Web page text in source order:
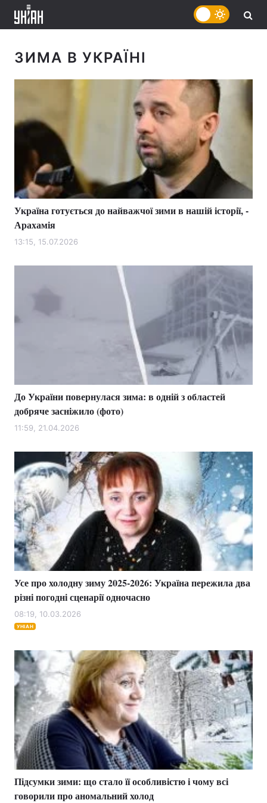
Головна Війна
Україна
Спорт Наука
Техно і зв'язок Лайт
Зброя Інциденти
Здоров'я Туризм
Цікавинки Погода
Екологія Регіони
ЗИМА В УКРАЇНІ
Україна готується до найважчої зими в нашій історії, -
Арахамія
13:15, 15.07.2026
До України повернулася зима: в одній з областей
добряче засніжило (фото)
11:59, 21.04.2026
Усе про холодну зиму 2025-2026: Україна пережила два
різні погодні сценарії одночасно
08:19, 10.03.2026
УНІАН
Підсумки зими: що стало її особливістю і чому всі
говорили про аномальний холод